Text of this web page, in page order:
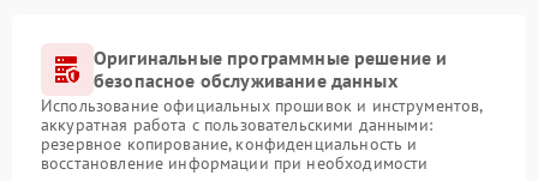
Оригинальные программные решение и
безопасное обслуживание данных
Использование официальных прошивок и инструментов,
аккуратная работа с пользовательскими данными:
резервное копирование, конфиденциальность и
восстановление информации при необходимости